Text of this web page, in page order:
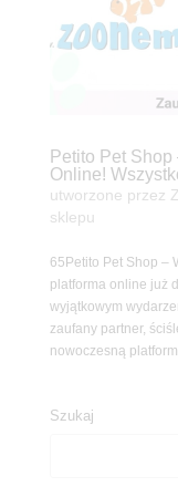
Petito Pet
Online!
utworzone przez
sklepu
65Petito Pet Shop –
platforma online już
wyjątkowym
zaufany partner,
nowoczesną
Szukaj